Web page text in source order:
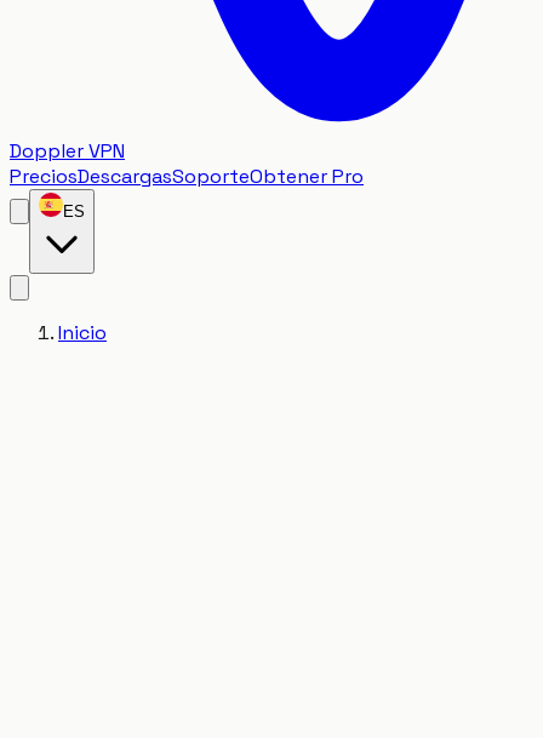
Doppler VPN
PreciosDescargasSoporteObtener Pro
ES
Inicio